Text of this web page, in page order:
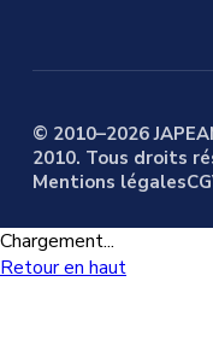
© 2010–2026
2010. Tous droits
Mentions légales
Chargement...
Retour en haut